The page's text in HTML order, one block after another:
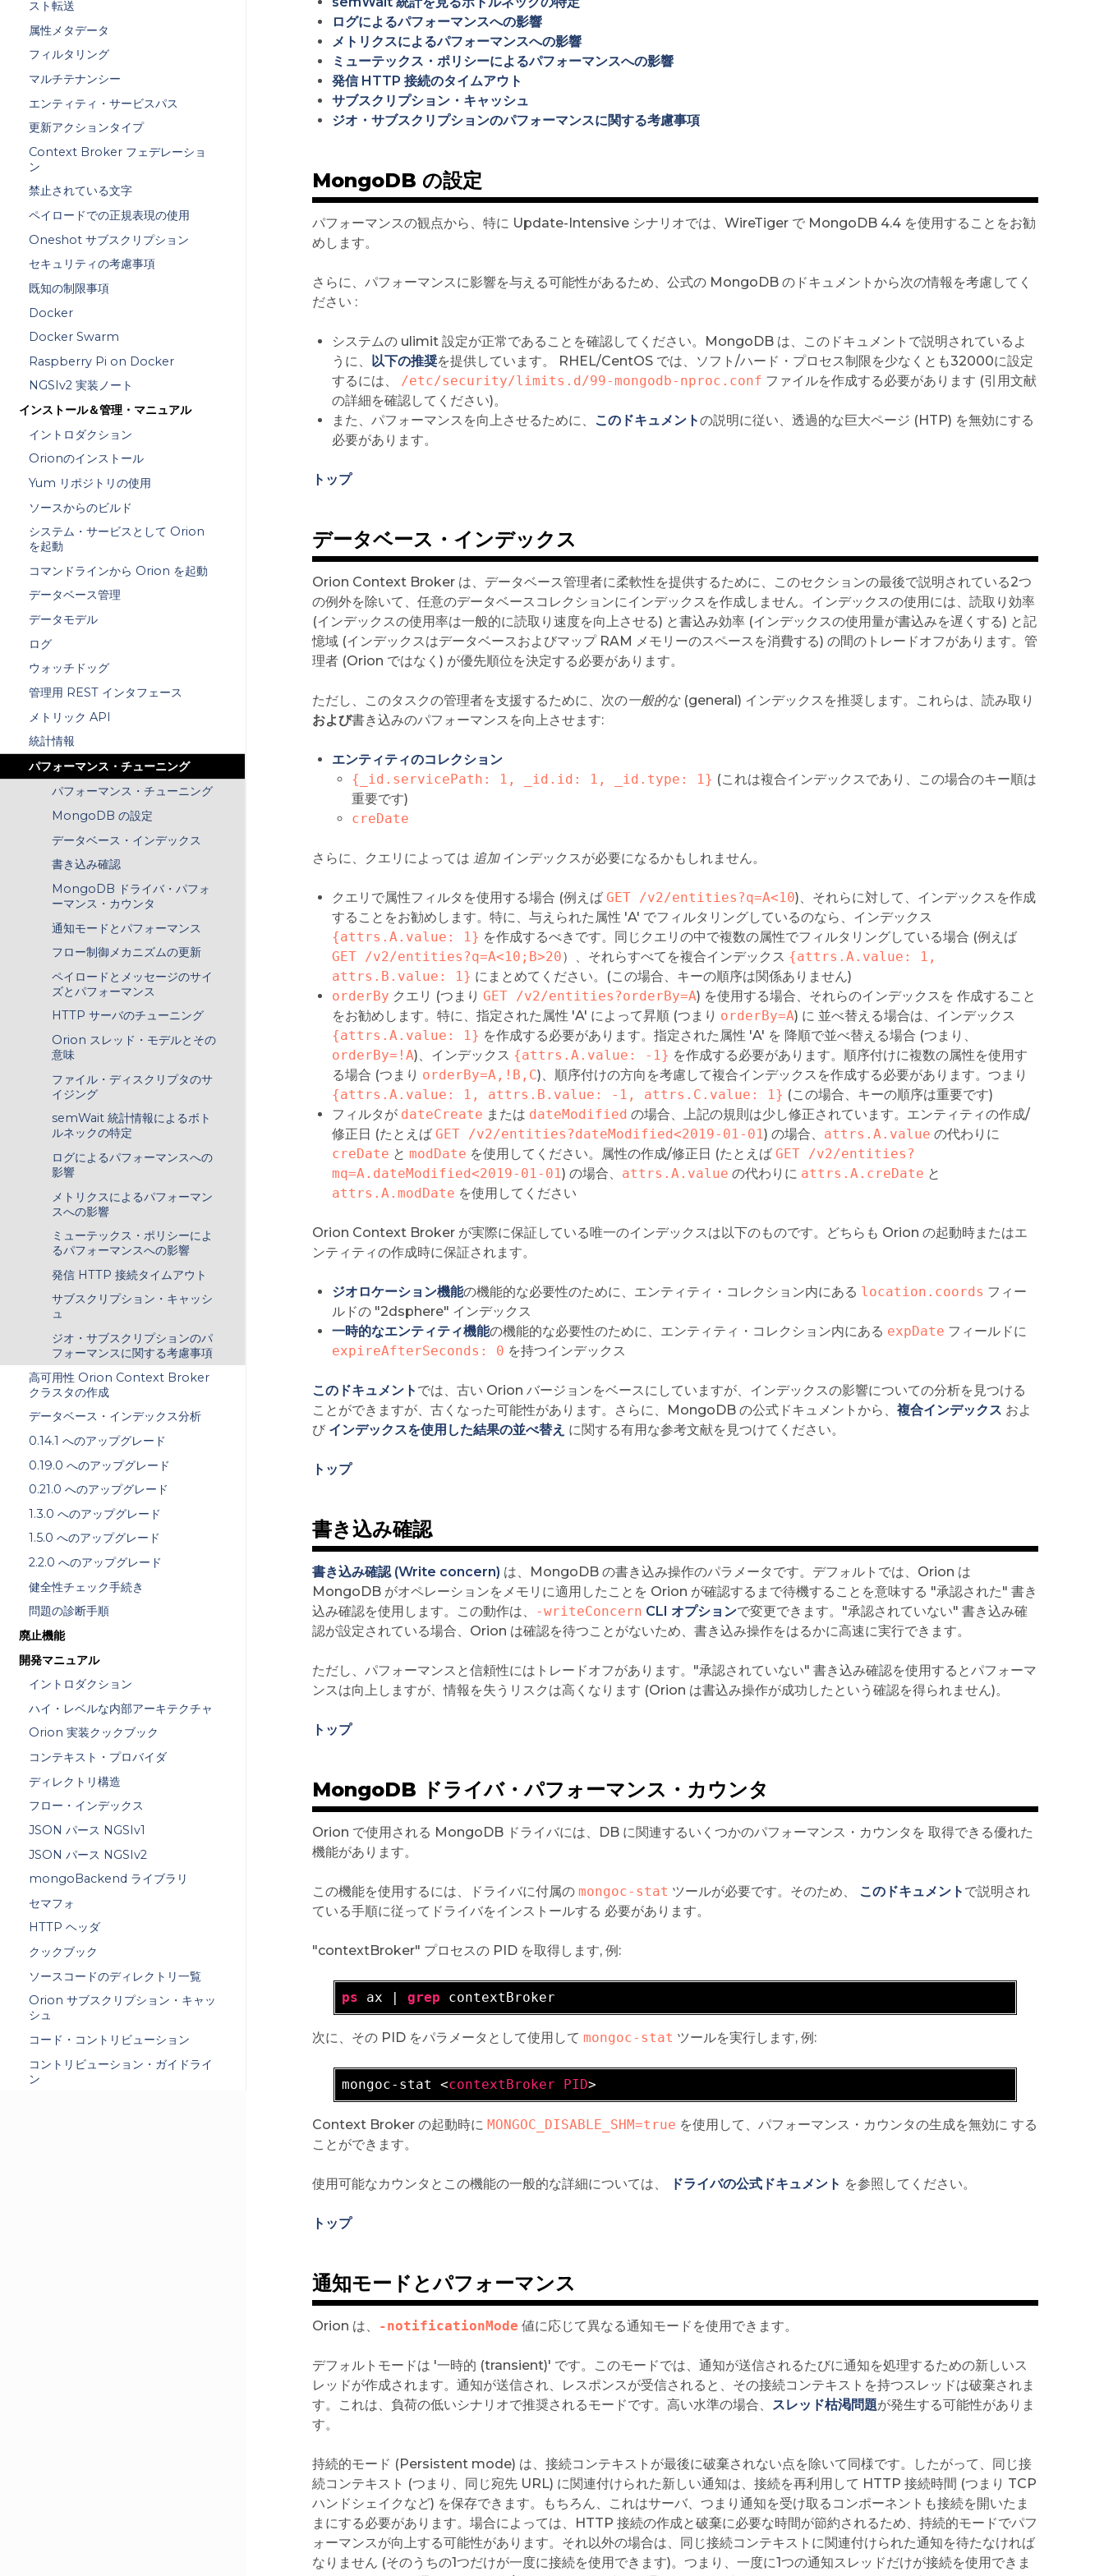
スト転送
属性メタデータ
フィルタリング
マルチテナンシー
エンティティ・サービスパス
更新アクションタイプ
Context Broker フェデレーショ
ン
禁止されている文字
ペイロードでの正規表現の使用
Oneshot サブスクリプション
セキュリティの考慮事項
既知の制限事項
Docker
Docker Swarm
Raspberry Pi on Docker
NGSIv2 実装ノート
インストール＆管理・マニュアル
イントロダクション
Orionのインストール
Yum リポジトリの使用
ソースからのビルド
システム・サービスとして Orion
を起動
コマンドラインから Orion を起動
データベース管理
データモデル
ログ
ウォッチドッグ
管理用 REST インタフェース
メトリック API
統計情報
パフォーマンス・チューニング
パフォーマンス・チューニング
MongoDB の設定
データベース・インデックス
書き込み確認
MongoDB ドライバ・パフォ
ーマンス・カウンタ
通知モードとパフォーマンス
フロー制御メカニズムの更新
ペイロードとメッセージのサイ
ズとパフォーマンス
HTTP サーバのチューニング
Orion スレッド・モデルとその
意味
ファイル・ディスクリプタのサ
イジング
semWait 統計情報によるボト
ルネックの特定
ログによるパフォーマンスへの
影響
メトリクスによるパフォーマン
スへの影響
ミューテックス・ポリシーによ
るパフォーマンスへの影響
発信 HTTP 接続タイムアウト
サブスクリプション・キャッシ
ュ
ジオ・サブスクリプションのパ
フォーマンスに関する考慮事項
高可用性 Orion Context Broker
クラスタの作成
データベース・インデックス分析
0.14.1 へのアップグレード
0.19.0 へのアップグレード
0.21.0 へのアップグレード
1.3.0 へのアップグレード
1.5.0 へのアップグレード
2.2.0 へのアップグレード
健全性チェック手続き
問題の診断手順
廃止機能
開発マニュアル
イントロダクション
ハイ・レベルな内部アーキテクチャ
Orion 実装クックブック
コンテキスト・プロバイダ
ディレクトリ構造
フロー・インデックス
JSON パース NGSIv1
JSON パース NGSIv2
mongoBackend ライブラリ
セマフォ
HTTP ヘッダ
クックブック
ソースコードのディレクトリ一覧
Orion サブスクリプション・キャッ
シュ
コード・コントリビューション
コントリビューション・ガイドライ
ン
ログによるパフォーマンスへの影響
メトリクスによるパフォーマンスへの影響
ミューテックス・ポリシーによるパフォーマンスへの影響
発信 HTTP 接続のタイムアウト
サブスクリプション・キャッシュ
ジオ・サブスクリプションのパフォーマンスに関する考慮事項
MongoDB の設定
パフォーマンスの観点から、特に Update-Intensive シナリオでは、WireTiger で MongoDB 4.4 を使用することをお勧
めします。
さらに、パフォーマンスに影響を与える可能性があるため、公式の MongoDB のドキュメントから次の情報を考慮してく
ださい :
システムの ulimit 設定が正常であることを確認してください。MongoDB は、このドキュメントで説明されているよ
うに、 以下の推奨を提供しています。 RHEL/CentOS では、ソフト/ハード・プロセス制限を少なくとも32000に設定
するには、 /etc/security/limits.d/99-mongodb-nproc.conf ファイルを作成する必要があります (引用文献
の詳細を確認してください)。
また、パフォーマンスを向上させるために、
このドキュメントの説明に従い、透過的な巨大ページ (HTP) を無効にする
必要があります。
トップ
データベース・インデックス
Orion Context Broker は、データベース管理者に柔軟性を提供するために、このセクションの最後で説明されている2つ
の例外を除いて、任意のデータベースコレクションにインデックスを作成しません。インデックスの使用には、読取り効率
(インデックスの使用率は一般的に読取り速度を向上させる) と書込み効率 (インデックスの使用量が書込みを遅くする) と記
憶域 (インデックスはデータベースおよびマップ RAM メモリーのスペースを消費する) の間のトレードオフがあります。管
理者 (Orion ではなく) が優先順位を決定する必要があります。
ただし、このタスクの管理者を支援するために、次の一般的な(general) インデックスを推奨します。これらは、読み取り
および書き込みのパフォーマンスを向上させます:
エンティティのコレクション
{_id.servicePath: 1, _id.id: 1, _id.type: 1} (これは複合インデックスであり、この場合のキー順は
重要です)
creDate
さらに、クエリによっては 追加インデックスが必要になるかもしれません。
クエリで属性フィルタを使用する場合 (例えば GET /v2/entities?q=A<10)、それらに対して、インデックスを作成
することをお勧めします。特に、与えられた属性 'A' でフィルタリングしているのなら、インデックス
{attrs.A.value: 1} を作成するべきです。同じクエリの中で複数の属性でフィルタリングしている場合 (例えば
GET /v2/entities?q=A<10;B>20）、それらすべてを複合インデックス {attrs.A.value: 1,
attrs.B.value: 1} にまとめてください。(この場合、キーの順序は関係ありません)
orderBy クエリ (つまり GET /v2/entities?orderBy=A) を使用する場合、それらのインデックスを 作成すること
をお勧めします。特に、指定された属性 'A' によって昇順 (つまり orderBy=A) に 並べ替える場合は、インデックス
{attrs.A.value: 1} を作成する必要があります。指定された属性 'A' を 降順で並べ替える場合 (つまり、
orderBy=!A)、インデックス {attrs.A.value: -1} を作成する必要があります。順序付けに複数の属性を使用す
る場合 (つまり orderBy=A,!B,C)、順序付けの方向を考慮して複合インデックスを作成する必要があります。つまり
{attrs.A.value: 1, attrs.B.value: -1, attrs.C.value: 1} (この場合、キーの順序は重要です)
フィルタが dateCreate または dateModified の場合、上記の規則は少し修正されています。エンティティの作成/
修正日 (たとえば GET /v2/entities?dateModified<2019-01-01) の場合、 attrs.A.value の代わりに
creDate と modDate を使用してください。属性の作成/修正日 (たとえば GET /v2/entities?
mq=A.dateModified<2019-01-01) の場合、 attrs.A.value の代わりに attrs.A.creDate と
attrs.A.modDate を使用してください
Orion Context Broker が実際に保証している唯一のインデックスは以下のものです。どちらも Orion の起動時またはエ
ンティティの作成時に保証されます。
ジオロケーション機能の機能的な必要性のために、エンティティ・コレクション内にある location.coords フィー
ルドの "2dsphere" インデックス
一時的なエンティティ機能の機能的な必要性のために、エンティティ・コレクション内にある expDate フィールドに
expireAfterSeconds: 0 を持つインデックス
このドキュメント では、古い Orion バージョンをベースにしていますが、インデックスの影響についての分析を見つける
ことができますが、古くなった可能性があります。さらに、MongoDB の公式ドキュメントから、 複合インデックス およ
び インデックスを使用した結果の並べ替え に関する有用な参考文献を見つけてください。
トップ
書き込み確認
書き込み確認 (Write concern) は、MongoDB の書き込み操作のパラメータです。デフォルトでは、Orion は
MongoDB がオペレーションをメモリに適用したことを Orion が確認するまで待機することを意味する "承認された" 書き
込み確認を使用します。この動作は、
-writeConcern CLI オプションで変更できます。"承認されていない" 書き込み確
認が設定されている場合、Orion は確認を待つことがないため、書き込み操作をはるかに高速に実行できます。
ただし、パフォーマンスと信頼性にはトレードオフがあります。"承認されていない" 書き込み確認を使用するとパフォーマ
ンスは向上しますが、情報を失うリスクは高くなります (Orion は書込み操作が成功したという確認を得られません)。
トップ
MongoDB ドライバ・パフォーマンス・カウンタ
Orion で使用される MongoDB ドライバには、DB に関連するいくつかのパフォーマンス・カウンタを 取得できる優れた
機能があります。
この機能を使用するには、ドライバに付属の mongoc-stat ツールが必要です。そのため、 このドキュメント で説明され
ている手順に従ってドライバをインストールする 必要があります。
"contextBroker" プロセスの PID を取得します, 例:
ps ax | grep
次に、その PID をパラメータとして使用して mongoc-stat ツールを実行します, 例:
mongoc-stat <contextBroker PID>
Context Broker の起動時に MONGOC_DISABLE_SHM=true を使用して、パフォーマンス・カウンタの生成を無効に する
ことができます。
使用可能なカウンタとこの機能の一般的な詳細については、 ドライバの公式ドキュメント を参照してください。
トップ
通知モードとパフォーマンス
Orion は、 -notificationMode 値に応じて異なる通知モードを使用できます。
デフォルトモードは '一時的 (transient)' です。このモードでは、通知が送信されるたびに通知を処理するための新しいス
レッドが作成されます。通知が送信され、レスポンスが受信されると、その接続コンテキストを持つスレッドは破棄されま
す。これは、負荷の低いシナリオで推奨されるモードです。高い水準の場合、
スレッド枯渇問題が発生する可能性がありま
す。
持続的モード (Persistent mode) は、接続コンテキストが最後に破棄されない点を除いて同様です。したがって、同じ接
続コンテキスト (つまり、同じ宛先 URL) に関連付けられた新しい通知は、接続を再利用して HTTP 接続時間 (つまり TCP
ハンドシェイクなど) を保存できます。もちろん、これはサーバ、つまり通知を受け取るコンポーネントも接続を開いたま
まにする必要があります。場合によっては、HTTP 接続の作成と破棄に必要な時間が節約されるため、持続的モードでパフ
ォーマンスが向上する可能性があります。それ以外の場合は、同じ接続コンテキストに関連付けられた通知を待たなければ
なりません (そのうちの1つだけが一度に接続を使用できます)。つまり、一度に1つの通知スレッドだけが接続を使用できま